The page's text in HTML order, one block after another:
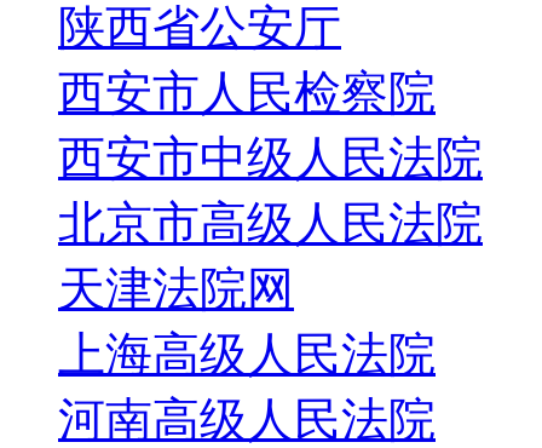
陕西省公安厅
西安市人民检察院
西安市中级人民法院
北京市高级人民法院
天津法院网
上海高级人民法院
河南高级人民法院